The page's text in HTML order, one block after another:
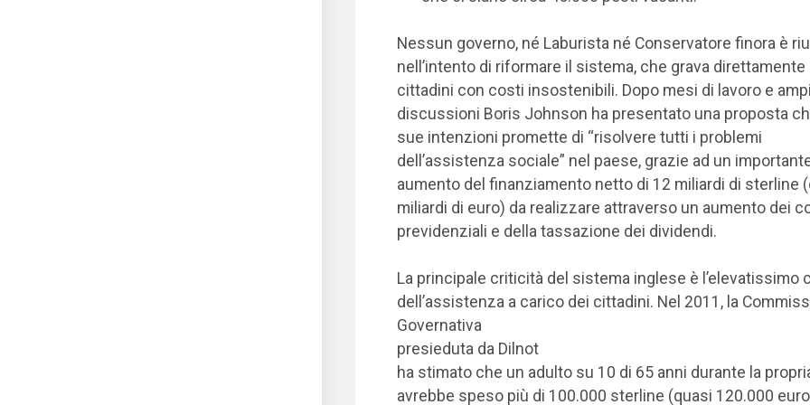
Nessun governo, né Laburista né Conservatore finora è
nell’intento di riformare il sistema, che grava direttamente
cittadini con costi insostenibili. Dopo mesi di lavoro e
discussioni Boris Johnson ha presentato una proposta
sue intenzioni promette di “risolvere tutti i problemi
dell’assistenza sociale” nel paese, grazie ad un
aumento del finanziamento netto di 12 miliardi di sterline
miliardi di euro) da realizzare attraverso un aumento dei
previdenziali e della tassazione dei dividendi.
La principale criticità del sistema inglese è l’elevatissimo
dell’assistenza a carico dei cittadini. Nel 2011, la
Governativa
presieduta da Dilnot
ha stimato che un adulto su 10 di 65 anni durante la
avrebbe speso più di 100.000 sterline (quasi 120.000